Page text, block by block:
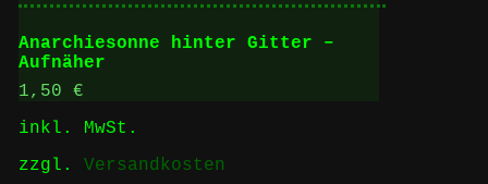
auf.
Die
Optionen
werden
Anarchiesonne hinter Gitter –
Aufnäher
1,50 €
inkl. MwSt.
zzgl. Versandkosten